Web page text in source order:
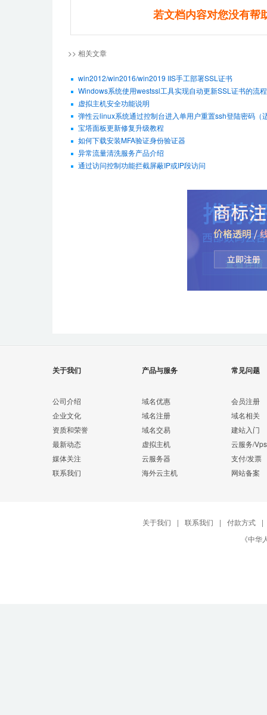
若文档内容对您没有帮
>> 相关文章
win2012/win2016/win2019 IIS手工部署SSL证书
Windows系统使用westssl工具实现自动更新SSL证书的流程
虚拟主机安全功能说明
弹性云linux系统通过控制台进入单用户重置ssh登陆密码（
宝塔面板更新修复升级教程
如何下载安装MFA验证身份验证器
异常流量清洗服务产品介绍
通过访问控制功能拦截屏蔽IP或IP段访问
关于我们
公司介绍
企业文化
资质和荣誉
最新动态
媒体关注
联系我们
产品与服务
域名优惠
域名注册
域名交易
虚拟主机
云服务器
海外云主机
常见问题
会员注册
域名相关
建站入门
云服务/Vps
支付/发票
网站备案
关于我们 | 联系我们 | 付款方式
|
《中